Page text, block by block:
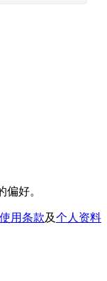
偏好。
使用条款及个人资料